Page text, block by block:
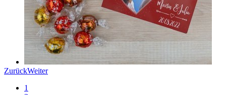
ZurückWeiter
1